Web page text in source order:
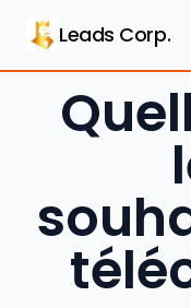
Leads Corp.